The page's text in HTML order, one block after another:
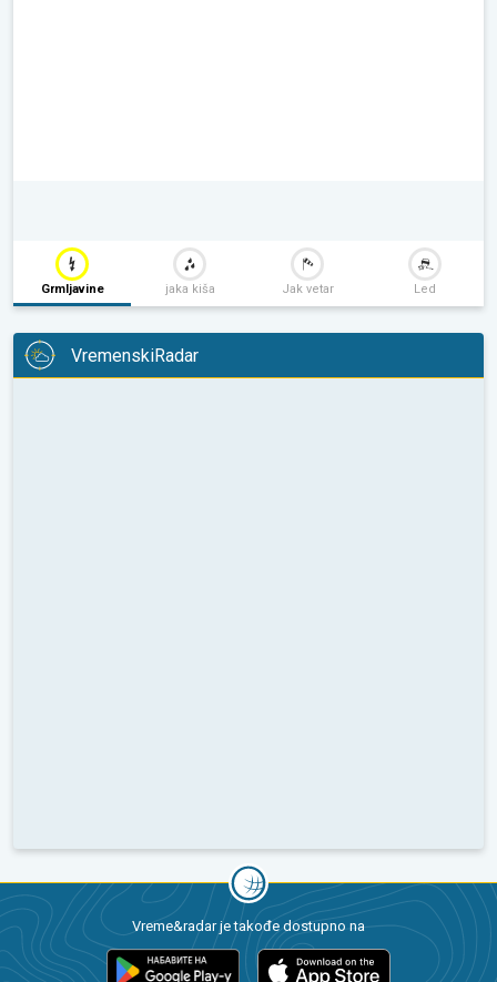
Grmljavine jaka kiša Jak vetar Led
VremenskiRadar
Vreme&radar je takođe dostupno na